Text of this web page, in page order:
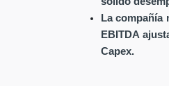
La compañía
EBITDA
Capex.